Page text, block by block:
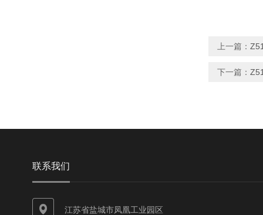
上一篇：
下一篇：
联系我们
江苏省盐城市凤凰工业园区